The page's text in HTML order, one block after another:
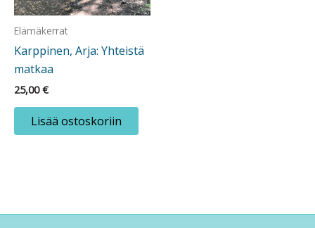
Elämäkerrat
Karppinen, Arja: Yhteistä
matkaa
25,00€
Lisää ostoskoriin